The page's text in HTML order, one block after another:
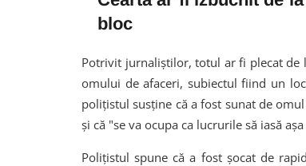
bloc
Potrivit jurnaliştilor, totul ar fi plecat de
omului de afaceri, subiectul fiind un
poliţistul susţine că a fost sunat de
şi că "se va ocupa ca lucrurile să iasă
Poliţistul spune că a fost şocat de